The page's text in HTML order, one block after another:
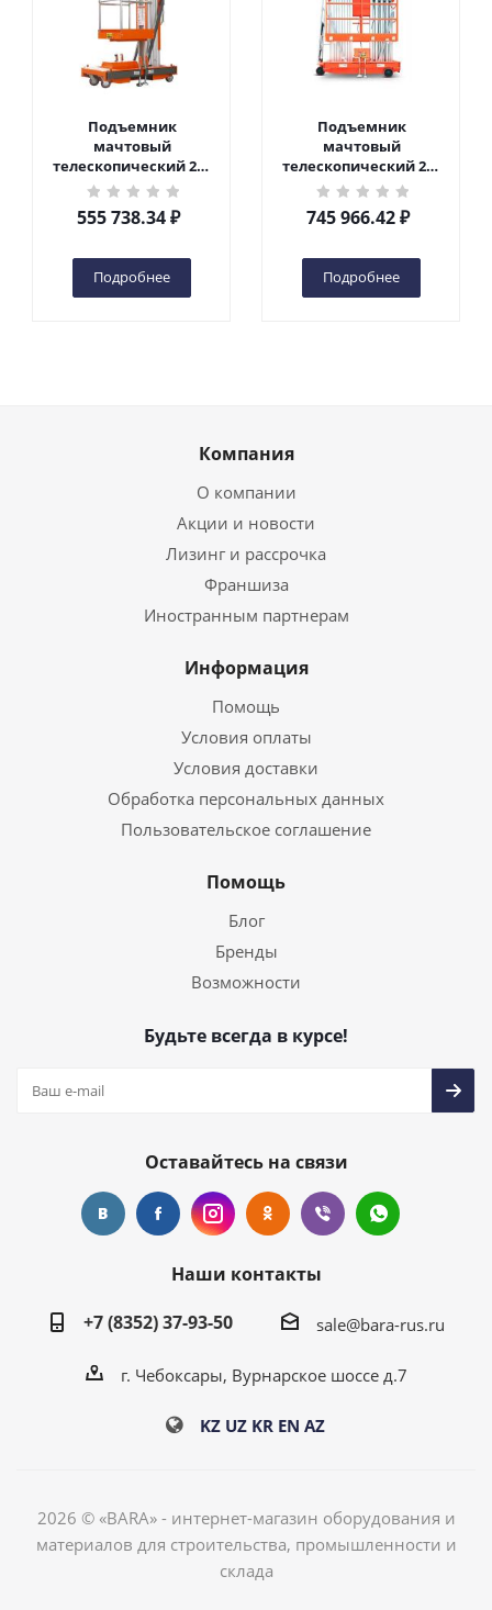
Подъемник
мачтовый
телескопический 200
кг 6 м TOR GTWY6-200S
DC 2-мачтовый
(автономный) (G) в
555 738.34₽
Подробнее
Подъемник
мачтовый
телескопический 200
кг 10 м TOR GTWY10-
200S DC 2-мачтовый
(автономный) (N) в
745 966.42₽
Подробнее
Компания
О компании
Акции и новости
Лизинг и рассрочка
Франшиза
Иностранным партнерам
Информация
Помощь
Условия оплаты
Условия доставки
Обработка персональных данных
Пользовательское соглашение
Помощь
Блог
Бренды
Возможности
Будьте всегда в курсе!
Оставайтесь на связи
Наши контакты
+7 (8352) 37-93-50
sale@bara-rus.ru
г. Чебоксары, Вурнарское шоссе д.7
KZ UZ KR EN AZ
2026 © «BARA» - интернет-магазин оборудования и
материалов для строительства, промышленности и
склада